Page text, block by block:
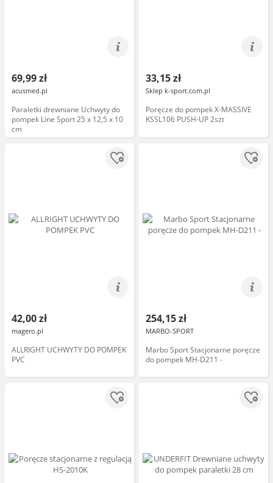
69,99 zł
acusmed.pl
Paraletki drewniane Uchwyty do
pompek Line Sport 25 x 12,5 x 10
cm
33,15 zł
Sklep k-sport.com.pl
Poręcze do pompek X-MASSIVE
KSSL106 PUSH-UP 2szt
42,00 zł
magero.pl
ALLRIGHT UCHWYTY DO POMPEK
PVC
254,15 zł
MARBO-SPORT
Marbo Sport Stacjonarne poręcze
do pompek MH-D211 -